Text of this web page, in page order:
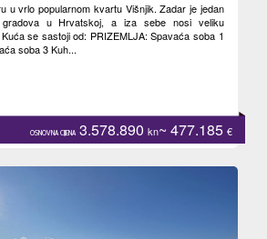
u vrlo popularnom kvartu Višnjik. Zadar je jedan
u Hrvatskoj, a iza sebe nosi veliku
se sastoji od: PRIZEMLJA: Spavaća soba 1
soba 3 Kuh...
OSNOVNA CIJENA 3.578.890 kn~ 477.185 €